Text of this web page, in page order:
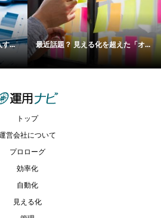
す... 最近話題？ 見える化を超えた「オ...
トップ
営会社について
プロローグ
効率化
自動化
見える化